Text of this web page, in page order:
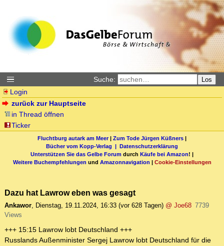
Suche: Los
Login
zurück zur Hauptseite
in Thread öffnen
Ticker
Fluchtburg autark am Meer| Zum Tode Jürgen Küßners |
Bücher vom Kopp-Verlag | Datenschutzerklärung
Unterstützen Sie das Gelbe Forum durch Käufe bei Amazon! |
Weitere Buchempfehlungen und Amazonnavigation | Cookie-Einstellungen
Dazu hat Lawrow eben was gesagt
Ankawor, Dienstag, 19.11.2024, 16:33 (vor 628 Tagen) @ Joe68 7739
Views
+++ 15:15 Lawrow lobt Deutschland +++
Russlands Außenminister Sergej Lawrow lobt Deutschland für die